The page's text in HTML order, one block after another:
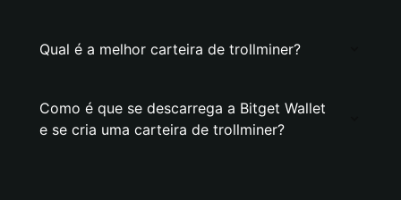
Qual é a melhor carteira de trollminer?
Como é que se descarrega a Bitget Wallet
e se cria uma carteira de trollminer?